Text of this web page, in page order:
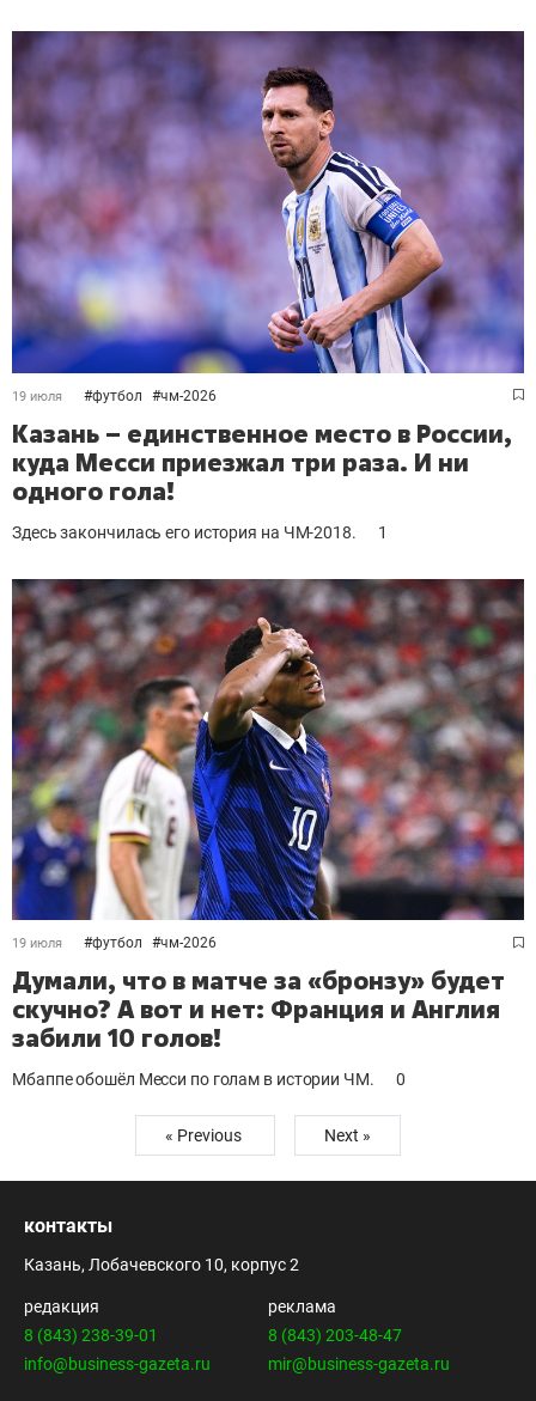
19 июля #футбол #чм-2026
Казань – единственное место в России,
куда Месси приезжал три раза. И ни
одного гола!
Здесь закончилась его история на ЧМ-2018. 1
19 июля #футбол #чм-2026
Думали, что в матче за «бронзу» будет
скучно? А вот и нет: Франция и Англия
забили 10 голов!
Мбаппе обошёл Месси по голам в истории ЧМ. 0
« Previous Next »
контакты
Казань, Лобачевского 10, корпус 2
редакция
8 (843) 238-39-01
info@business-gazeta.ru
реклама
8 (843) 203-48-47
mir@business-gazeta.ru